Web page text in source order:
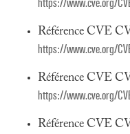
https://www.cve.org/
Référence CVE
https://www.cve.org/
Référence CVE
https://www.cve.org/
Référence CVE